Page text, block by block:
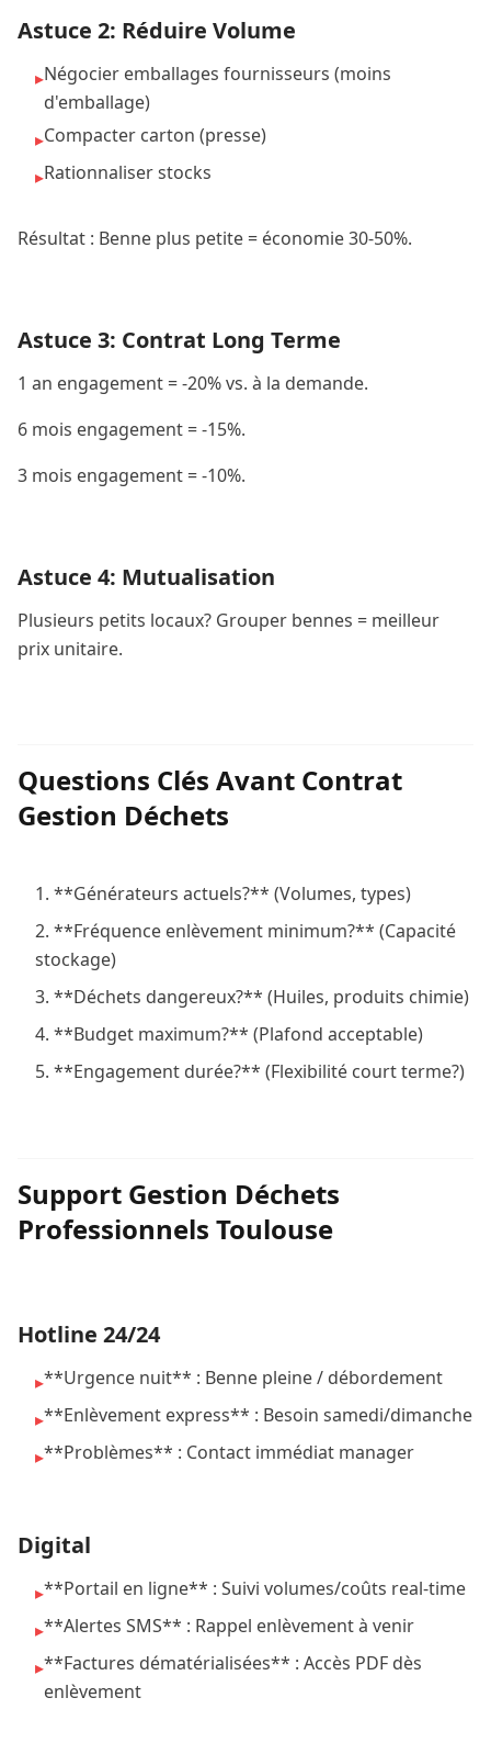
Astuce 2: Réduire Volume
▸Négocier emballages fournisseurs (moins
d'emballage)
▸Compacter carton (presse)
▸Rationnaliser stocks
Résultat : Benne plus petite = économie 30-50%.
Astuce 3: Contrat Long Terme
1 an engagement = -20% vs. à la demande.
6 mois engagement = -15%.
3 mois engagement = -10%.
Astuce 4: Mutualisation
Plusieurs petits locaux? Grouper bennes = meilleur
prix unitaire.
Questions Clés Avant Contrat
Gestion Déchets
**Générateurs actuels?** (Volumes, types)
**Fréquence enlèvement minimum?** (Capacité
stockage)
**Déchets dangereux?** (Huiles, produits chimie)
**Budget maximum?** (Plafond acceptable)
**Engagement durée?** (Flexibilité court terme?)
Support Gestion Déchets
Professionnels Toulouse
Hotline 24/24
▸**Urgence nuit** : Benne pleine / débordement
▸**Enlèvement express** : Besoin samedi/dimanche
▸**Problèmes** : Contact immédiat manager
Digital
▸**Portail en ligne** : Suivi volumes/coûts real-time
▸**Alertes SMS** : Rappel enlèvement à venir
▸**Factures dématérialisées** : Accès PDF dès
enlèvement